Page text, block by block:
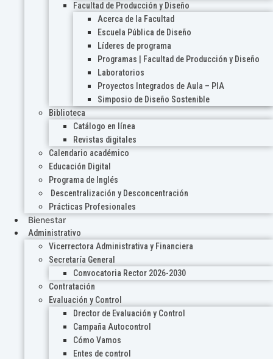
Facultad de Producción y Diseño
Acerca de la Facultad
Escuela Pública de Diseño
Líderes de programa
Programas | Facultad de Producción y Diseño
Laboratorios
Proyectos Integrados de Aula – PIA
Simposio de Diseño Sostenible
Biblioteca
Catálogo en línea
Revistas digitales
Calendario académico
Educación Digital
Programa de Inglés
Descentralización y Desconcentración
Prácticas Profesionales
Bienestar
Administrativo
Vicerrectora Administrativa y Financiera
Secretaría General
Convocatoria Rector 2026-2030
Contratación
Evaluación y Control
Drector de Evaluación y Control
Campaña Autocontrol
Cómo Vamos
Entes de control